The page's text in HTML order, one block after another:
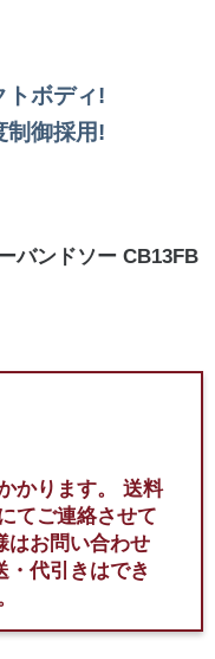
トボディ!
制御採用!
バンドソー CB13FB
かります。
送料
てご連絡させて
はお問い合わせ
・代引きはでき